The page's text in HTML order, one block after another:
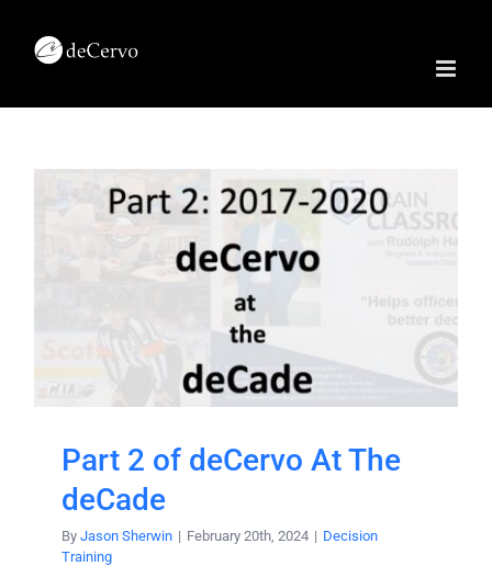
Part 2 of deCervo At The
deCade
By Jason Sherwin | February 20th, 2024 | Decision
Training